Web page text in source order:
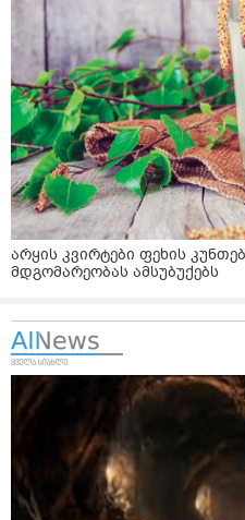
არყის კვირტები ფეხის
მდგომარეობას ამსუბუქებს